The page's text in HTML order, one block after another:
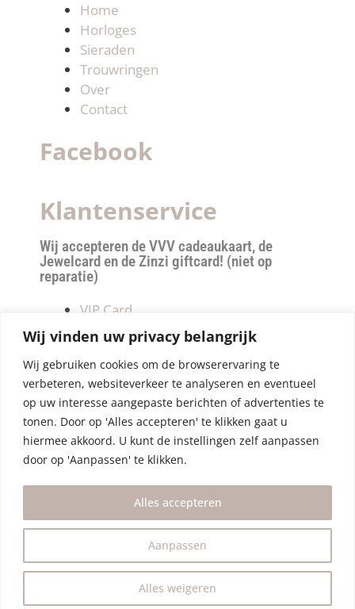
Wij vinden uw privacy belangrijk
Wij gebruiken cookies om de browserervaring te
verbeteren, websiteverkeer te analyseren en eventueel
op uw interesse aangepaste berichten of advertenties te
tonen. Door op 'Alles accepteren' te klikken gaat u
hiermee akkoord. U kunt de instellingen zelf aanpassen
door op 'Aanpassen' te klikken.
Aanpassen
Alles weigeren
Alles accepteren
Home
Horloges
Sieraden
Trouwringen
Over
Contact
Facebook
Klantenservice
Wij accepteren de VVV cadeaukaart, de
Jewelcard en de Zinzi giftcard! (niet op
reparatie)
VIP Card
Retourneren
Betalen & verzendkosten
Privacy Policy
Algemene Voorwaarden